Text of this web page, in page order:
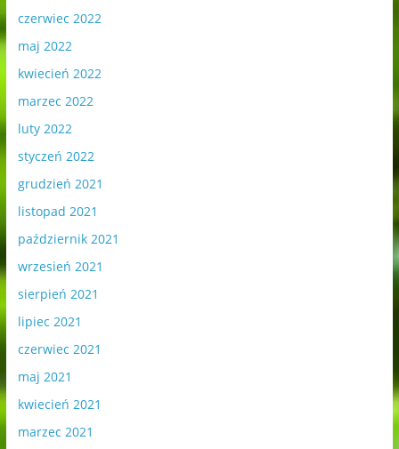
czerwiec 2022
maj 2022
kwiecień 2022
marzec 2022
luty 2022
styczeń 2022
grudzień 2021
listopad 2021
październik 2021
wrzesień 2021
sierpień 2021
lipiec 2021
czerwiec 2021
maj 2021
kwiecień 2021
marzec 2021